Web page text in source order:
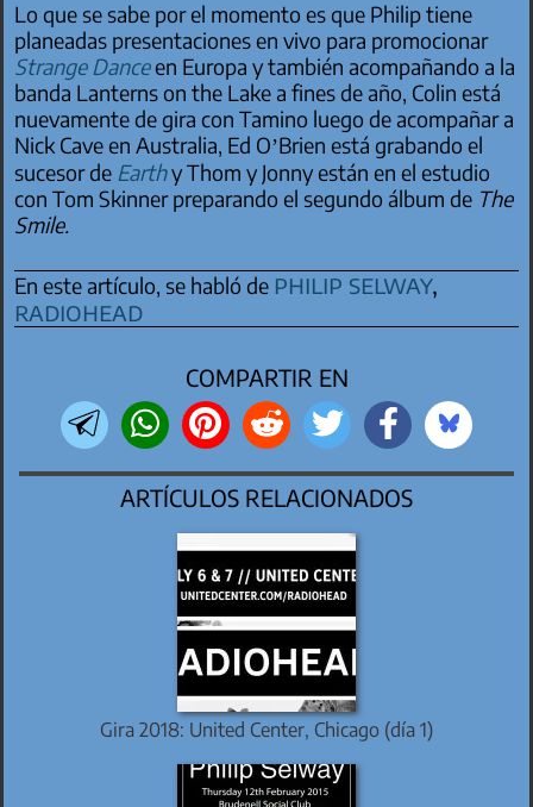
Lo que se sabe por el momento es que Philip tiene
planeadas presentaciones en vivo para promocionar
Strange Danceen Europa y también acompañando a la
banda Lanterns on the Lake a fines de año, Colin está
nuevamente de gira con Tamino luego de acompañar a
Nick Cave en Australia, Ed O’Brien está grabando el
sucesor de Earthy Thom y Jonny están en el estudio
con Tom Skinner preparando el segundo álbum de The
Smile.
En este artículo, se habló de philip selway,
radiohead
COMPARTIR EN
ARTÍCULOS RELACIONADOS
Gira 2018: United Center, Chicago (día 1)